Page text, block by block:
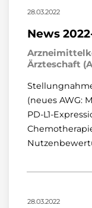
28.03.2022
News
Ärzteschaft
(neues AWG:
PD-L1-
28.03.2022